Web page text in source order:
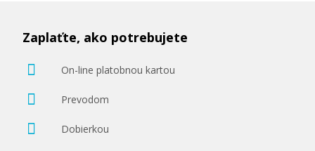
Zaplaťte, ako potrebujete
On-line platobnou kartou
Prevodom
Dobierkou